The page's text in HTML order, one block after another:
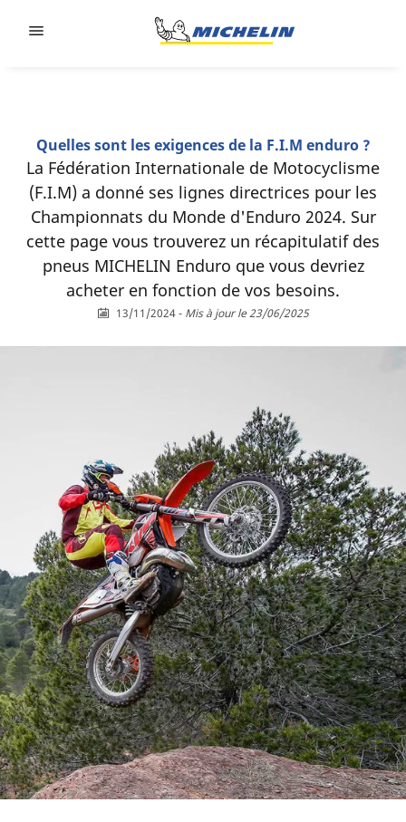
Quelles sont les exigences de la F.I.M enduro ?
La Fédération Internationale de Motocyclisme
(F.I.M) a donné ses lignes directrices pour les
Championnats du Monde d'Enduro 2024. Sur
cette page vous trouverez un récapitulatif des
pneus MICHELIN Enduro que vous devriez
acheter en fonction de vos besoins.
13/11/2024- Mis à jour le 23/06/2025